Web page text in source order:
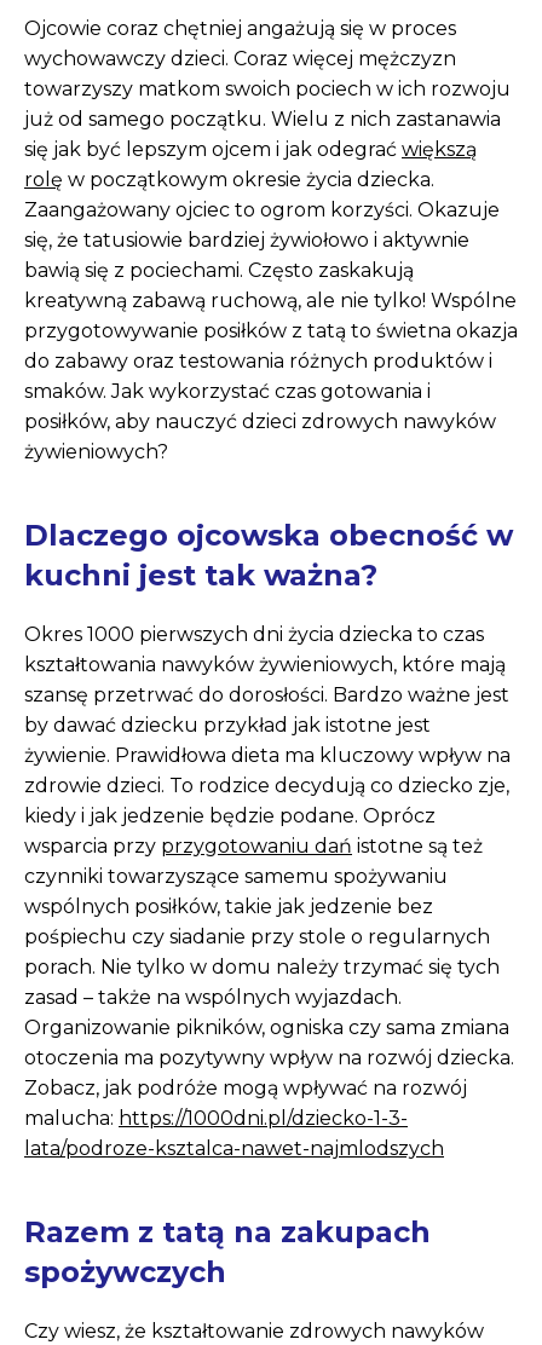
Ojcowie coraz chętniej angażują się w proces
wychowawczy dzieci. Coraz więcej mężczyzn
towarzyszy matkom swoich pociech w ich rozwoju
już od samego początku. Wielu z nich zastanawia
się jak być lepszym ojcem i jak odegrać większą
rolę w początkowym okresie życia dziecka.
Zaangażowany ojciec to ogrom korzyści. Okazuje
się, że tatusiowie bardziej żywiołowo i aktywnie
bawią się z pociechami. Często zaskakują
kreatywną zabawą ruchową, ale nie tylko! Wspólne
przygotowywanie posiłków z tatą to świetna okazja
do zabawy oraz testowania różnych produktów i
smaków. Jak wykorzystać czas gotowania i
posiłków, aby nauczyć dzieci zdrowych nawyków
żywieniowych?
Dlaczego ojcowska obecność w
kuchni jest tak ważna?
Okres 1000 pierwszych dni życia dziecka to czas
kształtowania nawyków żywieniowych, które mają
szansę przetrwać do dorosłości. Bardzo ważne jest
by dawać dziecku przykład jak istotne jest
żywienie. Prawidłowa dieta ma kluczowy wpływ na
zdrowie dzieci. To rodzice decydują co dziecko zje,
kiedy i jak jedzenie będzie podane. Oprócz
wsparcia przy przygotowaniu dań istotne są też
czynniki towarzyszące samemu spożywaniu
wspólnych posiłków, takie jak jedzenie bez
pośpiechu czy siadanie przy stole o regularnych
porach. Nie tylko w domu należy trzymać się tych
zasad – także na wspólnych wyjazdach.
Organizowanie pikników, ogniska czy sama zmiana
otoczenia ma pozytywny wpływ na rozwój dziecka.
Zobacz, jak podróże mogą wpływać na rozwój
malucha: https://1000dni.pl/dziecko-1-3-
lata/podroze-ksztalca-nawet-najmlodszych
Razem z tatą na zakupach
spożywczych
Czy wiesz, że kształtowanie zdrowych nawyków